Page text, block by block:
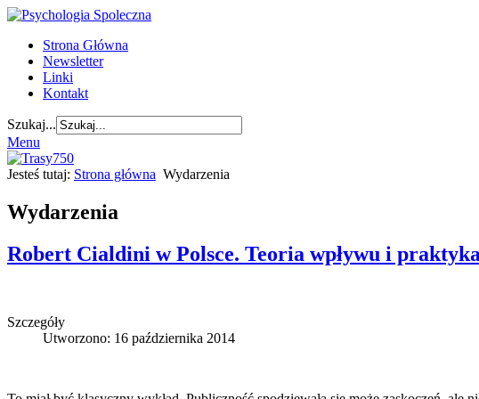
Strona Główna
Newsletter
Linki
Kontakt
Szukaj...
Menu
Jesteś tutaj: Strona główna Wydarzenia
Wydarzenia
Robert Cialdini w Polsce. Teoria wpływu i
Szczegóły
Utworzono: 16 października 2014